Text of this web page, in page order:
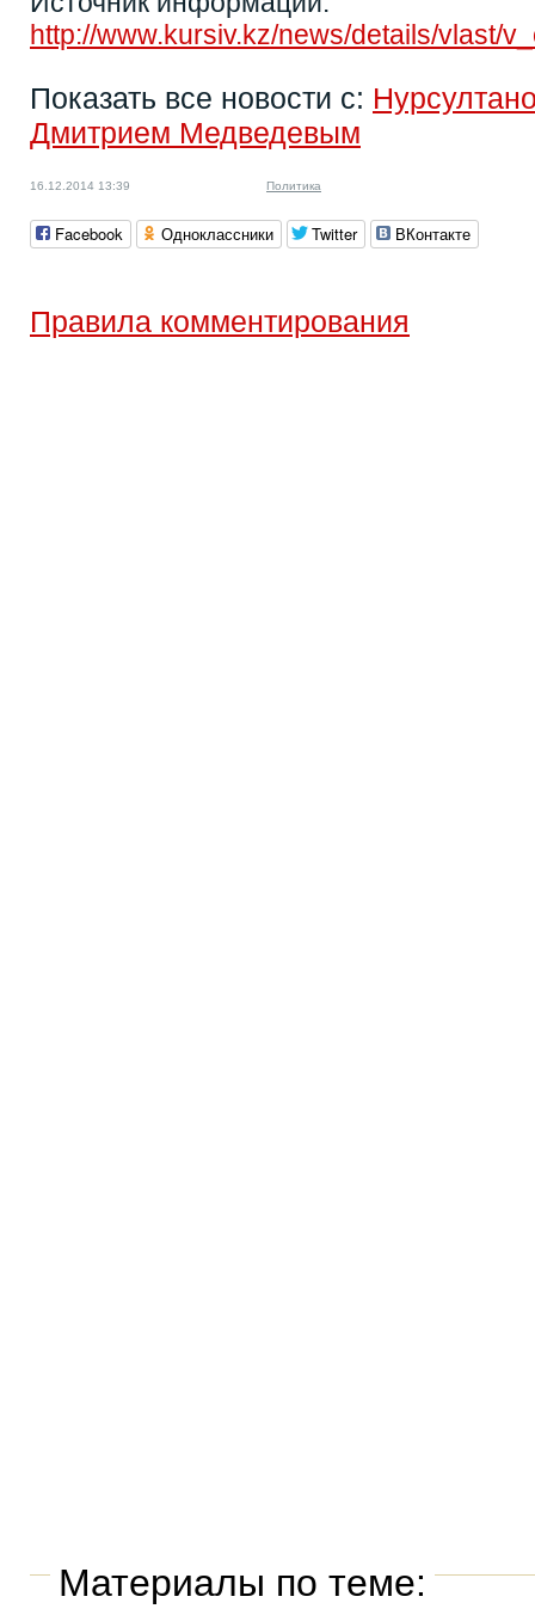
http://www.kursiv.kz/news/details/vlast/
Показать все новости с:
Дмитрием Медведевым
16.12.2014 13:39 Политика
Facebook Одноклассники Twitter ВКонтакте
Правила комментирования
Материалы по теме: